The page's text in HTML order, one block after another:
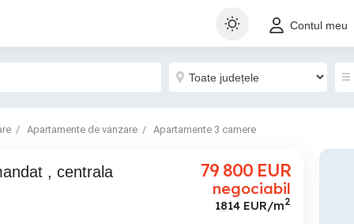
Contul meu
Apartamente de vanzare Apartamente 3 camere
79 800 EUR
negociabil
1814 EUR/m2